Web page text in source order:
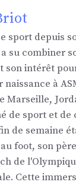
sport depuis
su combiner
son intérêt
à
Marseille,
de sport et de
de semaine
foot, son
de
Cette